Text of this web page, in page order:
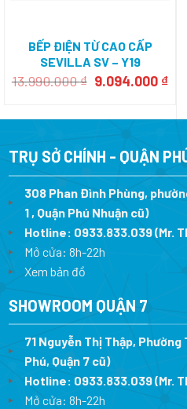
BẾP ĐIỆN TỪ CAO CẤP
SEVILLA SV – Y19
13.990.000₫ Giá
13.990.000 ₫.
9.094.000 ₫Giá
là:
TRỤ SỞ CHÍNH - QUẬN
308 Phan Đình Phùng,
1 , Quận Phú Nhuận cũ)
Hotline: 0933.833.039(Mr.
Mở cửa: 8h-22h
Xem bản đồ
SHOWROOM QUẬN 7
71 Nguyễn Thị Thập, Phường
Phú, Quận 7 cũ)
Hotline: 0933.833.039(Mr.
Mở cửa: 8h-22h